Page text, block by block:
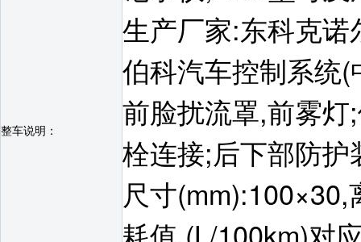
整车说明：
生产厂家:东科克
伯科汽车控制系统
前脸扰流罩,前雾
栓连接;后下部防
尺寸
耗值 (L/100km)对